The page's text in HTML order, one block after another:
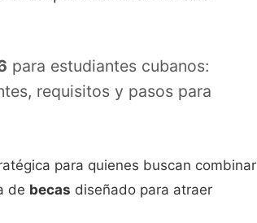
para estudiantes cubanos:
requisitos y pasos para
para quienes buscan combinar
de becas diseñado para atraer